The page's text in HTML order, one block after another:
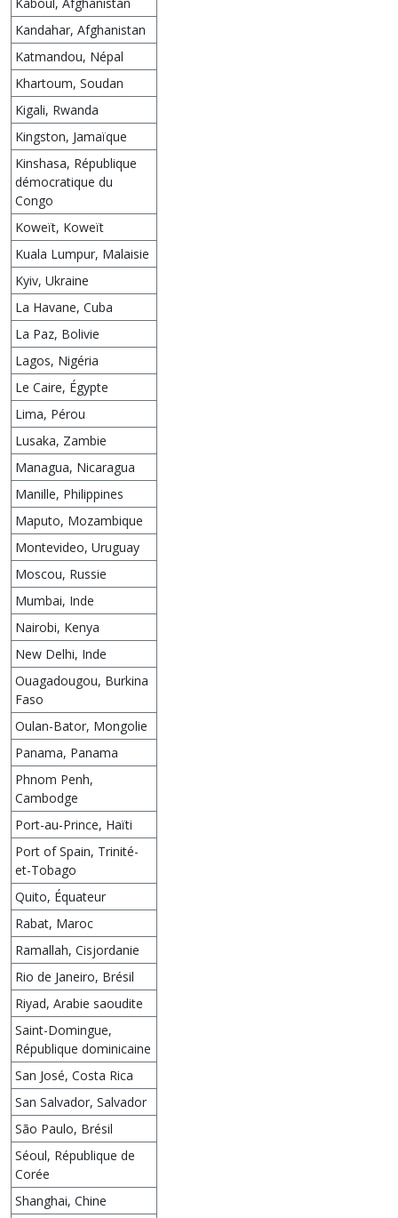
Kandahar, Afghanistan
Katmandou, Népal
Khartoum, Soudan
Kigali, Rwanda
Kingston, Jamaïque
Kinshasa, République
démocratique du
Congo
Koweït, Koweït
Kuala Lumpur, Malaisie
Kyiv, Ukraine
La Havane, Cuba
La Paz, Bolivie
Lagos, Nigéria
Le Caire, Égypte
Lima, Pérou
Lusaka, Zambie
Managua, Nicaragua
Manille, Philippines
Maputo, Mozambique
Montevideo, Uruguay
Moscou, Russie
Mumbai, Inde
Nairobi, Kenya
New Delhi, Inde
Ouagadougou, Burkina
Faso
Oulan-Bator, Mongolie
Panama, Panama
Phnom Penh,
Cambodge
Port-au-Prince, Haïti
Port of Spain, Trinité-
et-Tobago
Quito, Équateur
Rabat, Maroc
Ramallah, Cisjordanie
Rio de Janeiro, Brésil
Riyad, Arabie saoudite
Saint-Domingue,
République dominicaine
San José, Costa Rica
San Salvador, Salvador
São Paulo, Brésil
Séoul, République de
Corée
Shanghai, Chine